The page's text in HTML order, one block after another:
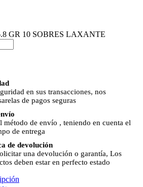
GR 10 SOBRES LAXANTE
en sus transacciones, nos
de pagos seguras
método de envío , teniendo en cuenta el
de entrega
de devolución
una devolución o garantía, Los
deben estar en perfecto estado